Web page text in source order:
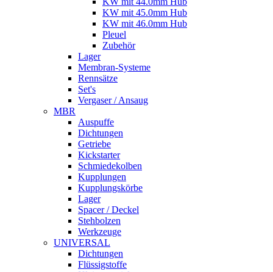
KW mit 45.0mm Hub
KW mit 46.0mm Hub
Pleuel
Zubehör
Lager
Membran-Systeme
Rennsätze
Set's
Vergaser / Ansaug
MBR
Auspuffe
Dichtungen
Getriebe
Kickstarter
Schmiedekolben
Kupplungen
Kupplungskörbe
Lager
Spacer / Deckel
Stehbolzen
Werkzeuge
UNIVERSAL
Dichtungen
Flüssigstoffe